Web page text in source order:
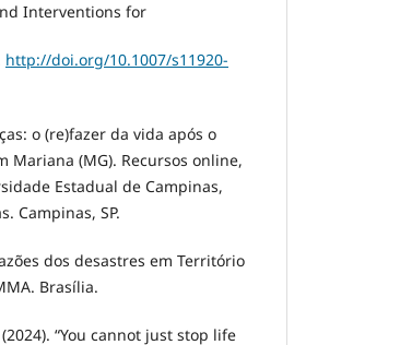
Interventions for
http://doi.org/10.1007/s11920-
o (re)fazer da vida após o
(MG). Recursos online,
Estadual de Campinas,
Campinas, SP.
dos desastres em Território
Brasília.
“You cannot just stop life